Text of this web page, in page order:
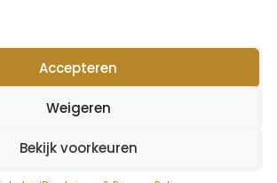
Accepteren
Weigeren
Bekijk voorkeuren
Algu Design - BE1007.377.068
39, 8791 Beveren-Leie (Waregem) -
Algemene voorwaarden